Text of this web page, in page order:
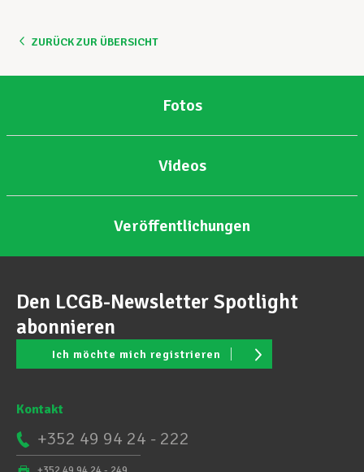
ZURÜCK ZUR ÜBERSICHT
Fotos
Videos
Veröffentlichungen
Den LCGB-Newsletter Spotlight
abonnieren
Ich möchte mich registrieren
Kontakt
+352 49 94 24 - 222